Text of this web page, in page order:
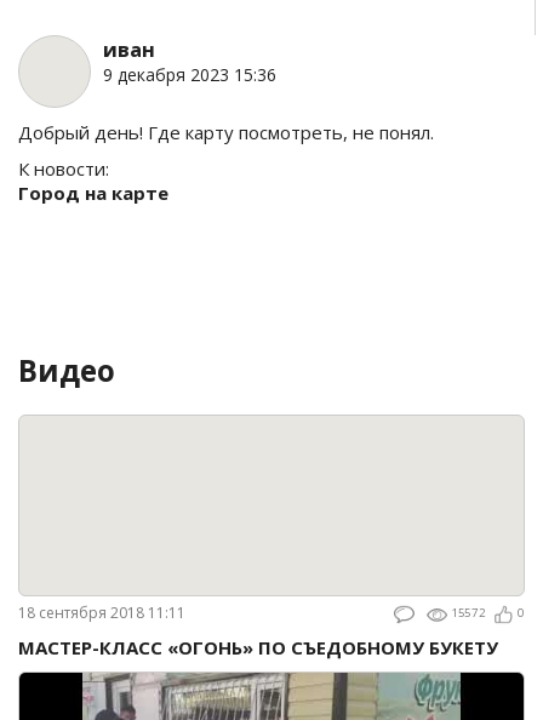
иван
9 декабря 2023 15:36
Добрый день! Где карту посмотреть, не понял.
К новости:
Город на карте
Видео
18 сентября 2018 11:11 15572 0
МАСТЕР-КЛАСС «ОГОНЬ» ПО СЪЕДОБНОМУ БУКЕТУ